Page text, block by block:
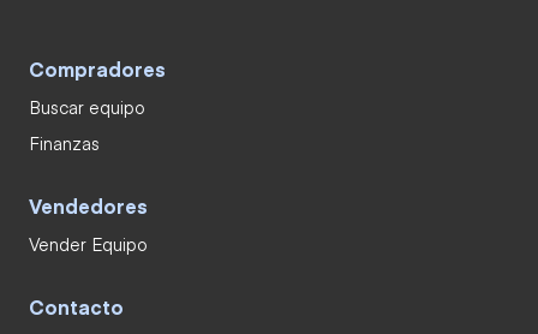
Compradores
Buscar equipo
Finanzas
Vendedores
Vender Equipo
Contacto